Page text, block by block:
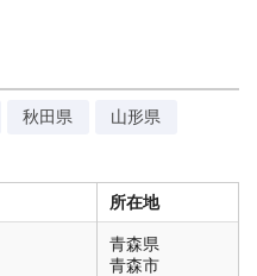
秋田県 山形県
所在地
青森県
青森市